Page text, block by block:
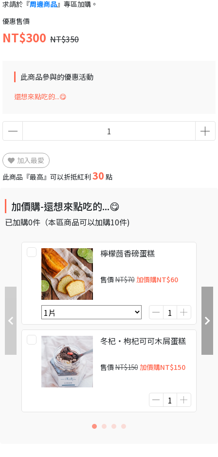
求請於『周邊商品』專區加購。
優惠售價
NT$300 NT$350
此商品參與的優惠活動
還想來點吃的...😋
加入最愛
此商品『最高』可以折抵紅利 30 點
加價購-還想來點吃的...😋
已加購0件 （本區商品可以加購10件)
檸檬茴香磅蛋糕
售價 NT$70 加價購NT$60
冬杞・枸杞可可木屑蛋糕
售價 NT$150 加價購NT$150